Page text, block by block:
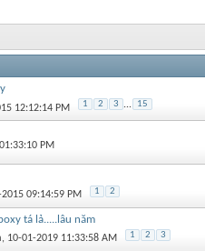
12:12:14 PM 1 2 3 ... 15
PM
09:14:59 PM 1 2
tá lả.....lâu năm
‎, 10-01-2019 11:33:58 AM 1 2 3